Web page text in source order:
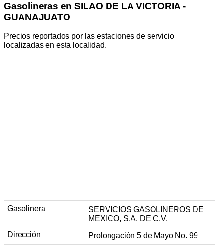
Gasolineras en SILAO DE LA VICTORIA -
GUANAJUATO
Precios reportados por las estaciones de servicio
localizadas en esta localidad.
SERVICIOS GASOLINEROS DE
MEXICO, S.A. DE C.V.
Prolongación 5 de Mayo No. 99